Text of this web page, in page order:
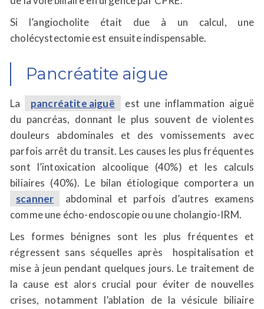
Si l’angiocholite était due à un calcul, une
cholécystectomie est ensuite indispensable.
Pancréatite aigue
La pancréatite aiguë
est une inflammation aiguë
du pancréas, donnant le plus souvent de violentes
douleurs abdominales et des vomissements avec
parfois arrêt du transit. Les causes les plus fréquentes
sont l’intoxication alcoolique (40%) et les calculs
biliaires (40%). Le bilan étiologique comportera un
scanner
abdominal et parfois d’autres examens
comme une écho-endoscopie ou une cholangio-IRM.
Les formes bénignes sont les plus fréquentes et
régressent sans séquelles après hospitalisation et
mise à jeun pendant quelques jours. Le traitement de
la cause est alors crucial pour éviter de nouvelles
crises, notamment l’ablation de la vésicule biliaire